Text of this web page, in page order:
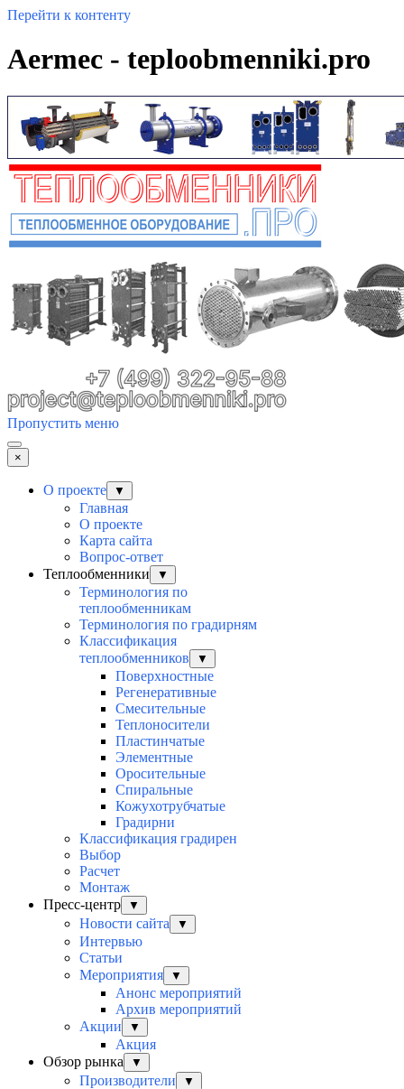
Перейти к контенту
Aermec - teploobmenniki.pro
Пропустить меню
×
О проекте ▼
Главная
О проекте
Карта сайта
Вопрос-ответ
Теплообменники
▼
Терминология по
теплообменникам
Терминология по градирням
Классификация
теплообменников
▼
Поверхностные
Регенеративные
Смесительные
Теплоносители
Пластинчатые
Элементные
Оросительные
Спиральные
Кожухотрубчатые
Градирни
Классификация градирен
Выбор
Расчет
Монтаж
Пресс-центр
▼
Новости сайта ▼
Интервью
Статьи
Мероприятия
▼
Анонс мероприятий
Архив мероприятий
Акции
▼
Акция
Обзор рынка
▼
Производители ▼